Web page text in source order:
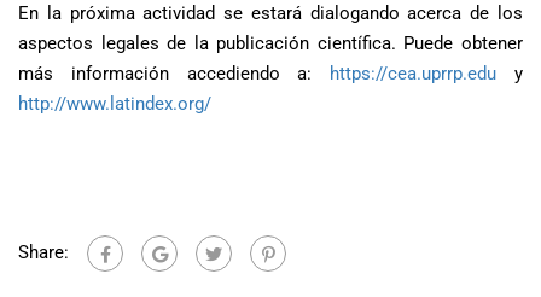
En la próxima actividad se estará dialogando acerca de los
aspectos legales de la publicación científica. Puede obtener
más información accediendo a: https://cea.uprrp.edu y
http://www.latindex.org/
Share: